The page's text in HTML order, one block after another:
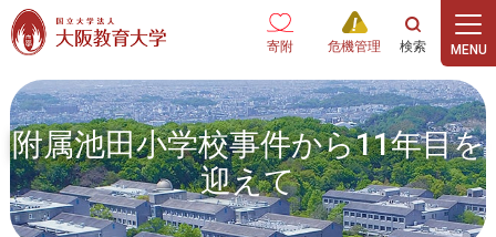
本文へ
寄附 危機管理
附属池田小学校事件から11年目を
迎えて